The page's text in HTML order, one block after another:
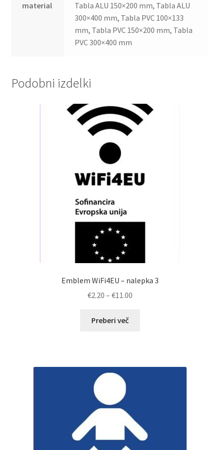
material
Tabla ALU 150×200 mm, Tabla ALU
300×400 mm, Tabla PVC 100×133
mm, Tabla PVC 150×200 mm, Tabla
PVC 300×400 mm
Podobni izdelki
Emblem WiFi4EU – nalepka 3
€2.20 – €11.00
Preberi več